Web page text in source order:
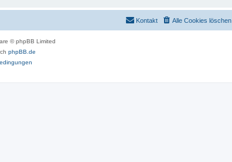
Alle Cookies löschen
Kontakt
© phpBB Limited
phpBB.de